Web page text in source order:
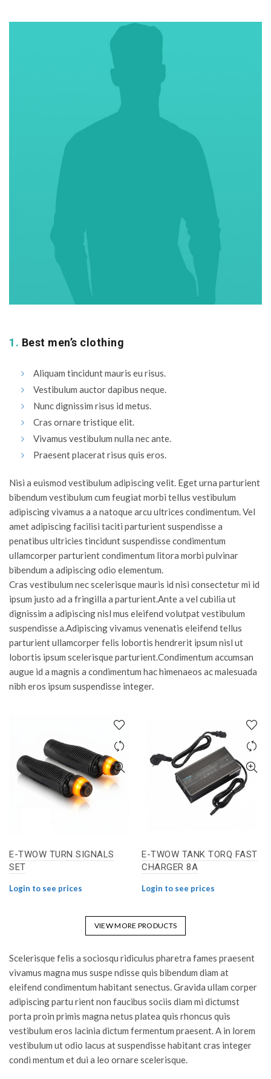
1. Best men’s clothing
Aliquam tincidunt mauris eu risus.
Vestibulum auctor dapibus neque.
Nunc dignissim risus id metus.
Cras ornare tristique elit.
Vivamus vestibulum nulla nec ante.
Praesent placerat risus quis eros.
Nisi a euismod vestibulum adipiscing velit. Eget urna parturient
bibendum vestibulum cum feugiat morbi tellus vestibulum
adipiscing vivamus a a natoque arcu ultrices condimentum. Vel
amet adipiscing facilisi taciti parturient suspendisse a
penatibus ultricies tincidunt suspendisse condimentum
ullamcorper parturient condimentum litora morbi pulvinar
bibendum a adipiscing odio elementum.
Cras vestibulum nec scelerisque mauris id nisi consectetur mi id
ipsum justo ad a fringilla a parturient.Ante a vel cubilia ut
dignissim a adipiscing nisl mus eleifend volutpat vestibulum
suspendisse a.Adipiscing vivamus venenatis eleifend tellus
parturient ullamcorper felis lobortis hendrerit ipsum nisl ut
lobortis ipsum scelerisque parturient.Condimentum accumsan
augue id a magnis a condimentum hac himenaeos ac malesuada
nibh eros ipsum suspendisse integer.
E-TWOW TURN SIGNALS
SET
Login to see prices
E-TWOW TANK TORQ FAST
CHARGER 8A
Login to see prices
VIEW MORE PRODUCTS
Scelerisque felis a sociosqu ridiculus pharetra fames praesent
vivamus magna mus suspe ndisse quis bibendum diam at
eleifend condimentum habitant senectus. Gravida ullam corper
adipiscing partu rient non faucibus sociis diam mi dictumst
porta proin primis magna netus platea quis rhoncus quis
vestibulum eros lacinia dictum fermentum praesent. A in lorem
vestibulum ut odio lacus at suspendisse habitant cras integer
condi mentum et dui a leo ornare scelerisque.